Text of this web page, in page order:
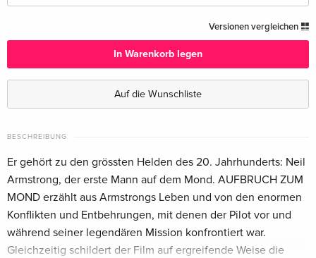
CHF 14.50
Blu-ray + DVD
4K Ultra HD + Blu-ray + DVD
Deutsch
vergriffen
Standard Edition
Englisch · UK Version
CHF 15.50
Versionen vergleichen
In Warenkorb legen
Auf die Wunschliste
BESCHREIBUNG
Er gehört zu den grössten Helden des 20. Jahrhunderts: Neil
Armstrong, der erste Mann auf dem Mond. AUFBRUCH ZUM
MOND erzählt aus Armstrongs Leben und von den enormen
Konflikten und Entbehrungen, mit denen der Pilot vor und
während seiner legendären Mission konfrontiert war.
Gleichzeitig schildert der Film auf ergreifende Weise die